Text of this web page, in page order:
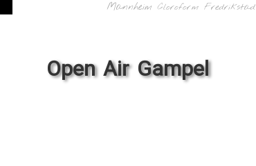
Mannheim Cloroform Fredrikstad
Open Air Gampel